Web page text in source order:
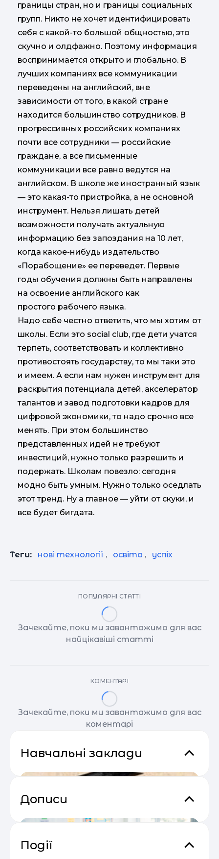
границы стран, но и границы социальных
групп. Никто не хочет идентифицировать
себя с какой-то большой общностью, это
скучно и олдфажно. Поэтому информация
воспринимается открыто и глобально. В
лучших компаниях все коммуникации
переведены на английский, вне
зависимости от того, в какой стране
находится большинство сотрудников. В
прогрессивных российских компаниях
почти все сотрудники — российские
граждане, а все письменные
коммуникации все равно ведутся на
английском. В школе же иностранный язык
— это какая-то пристройка, а не основной
инструмент. Нельзя лишать детей
возможности получать актуальную
информацию без запоздания на 10 лет,
когда какое-нибудь издательство
«Порабощение» ее переведет. Первые
годы обучения должны быть направлены
на освоение английского как
простого рабочего языка.
Надо себе честно ответить, что мы хотим от
школы. Если это social club, где дети учатся
терпеть, соответствовать и коллективно
противостоять государству, то мы таки это
и имеем. А если нам нужен инструмент для
раскрытия потенциала детей, акселератор
талантов и завод подготовки кадров для
цифровой экономики, то надо срочно все
менять. При этом большинство
представленных идей не требуют
инвестиций, нужно только разрешить и
подержать. Школам повезло: сегодня
модно быть умным. Нужно только оседлать
этот тренд. Ну а главное — уйти от скуки, и
все будет бигдата.
Теги: нові технології , освіта , успіх
ПОПУЛЯРНІ СТАТТІ
Зачекайте, поки ми завантажимо для вас
найцікавіші статті
КОМЕНТАРІ
Зачекайте, поки ми завантажимо для вас
коментарі
Навчальні заклади
Дописи
Події